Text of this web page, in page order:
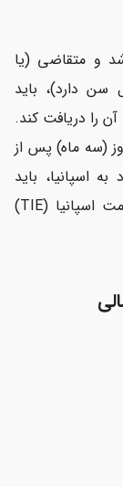
و متقاضی (یا
او در صورتی که زیر 18 سال سن دارد)، باید
را دریافت کند.
به شما اجازه می‌دهد که در طول 90 روز (سه ماه) پس از
اسپانیا، باید
حداکثر ظرف یک ماه، برای دریافت مجوز اقامت اسپانیا (TIE)